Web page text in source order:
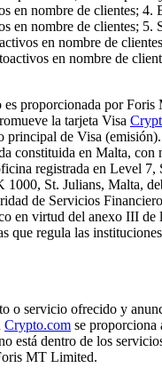
en nombre de clientes; 4.
en nombre de clientes; 5.
en nombre de
en nombre de
es proporcionada por
la tarjeta Visa
principal de Visa
constituida en Malta, con
registrada en Level 7,
St. Julians, Malta,
de Servicios
en virtud del anexo III de
que regula las
o servicio ofrecido y
Crypto.com se proporciona
está dentro de los
MT Limited.